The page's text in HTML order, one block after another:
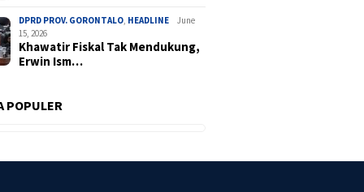
DPRD PROV. GORONTALO, HEADLINE
June
15, 2026
Khawatir Fiskal Tak Mendukung,
Erwin Ism…
POPULER